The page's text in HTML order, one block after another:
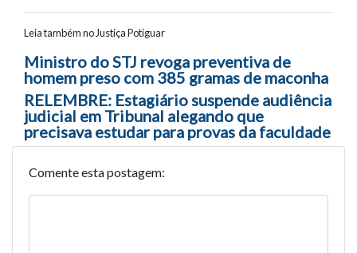
Leia também no Justiça Potiguar
Navegação entre posts
Ministro do STJ revoga preventiva de
homem preso com 385 gramas de maconha
RELEMBRE: Estagiário suspende audiência
judicial em Tribunal alegando que
precisava estudar para provas da faculdade
Comente esta postagem: